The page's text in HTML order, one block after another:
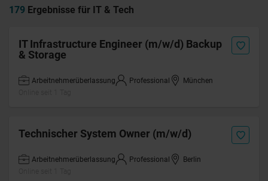
179 Ergebnisse für IT & Tech
IT Infrastructure Engineer (m/w/d) Backup
& Storage
Arbeitnehmerüberlassung Professional
München
Technischer System Owner (m/w/d)
Arbeitnehmerüberlassung Professional
Berlin